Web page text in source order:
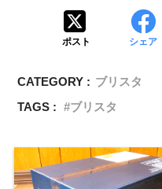
ポスト シェア
CATEGORY : ブリスタ
TAGS :
ブリスタ